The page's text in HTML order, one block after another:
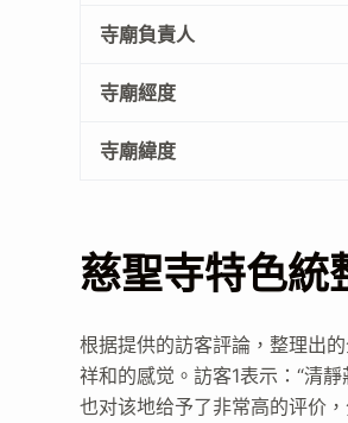
寺廟負責人
寺廟經度
寺廟緯度
慈聖寺特色統
根据提供的訪客評論，整理出
祥和的感觉。訪客1表示：“清
也对该地给予了非常高的评价